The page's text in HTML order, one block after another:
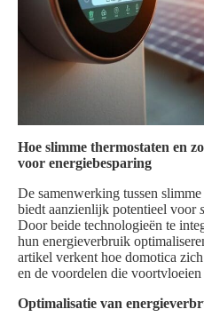
Hoe slimme thermostaten en
voor energiebesparing
De samenwerking tussen
biedt aanzienlijk potentieel voor
Door beide technologieën te
hun energieverbruik
artikel verkent hoe domotica
en de voordelen die
Optimalisatie van